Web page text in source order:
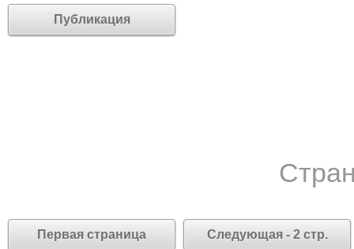
Публикация
Первая страница Следующая - 2 стр.